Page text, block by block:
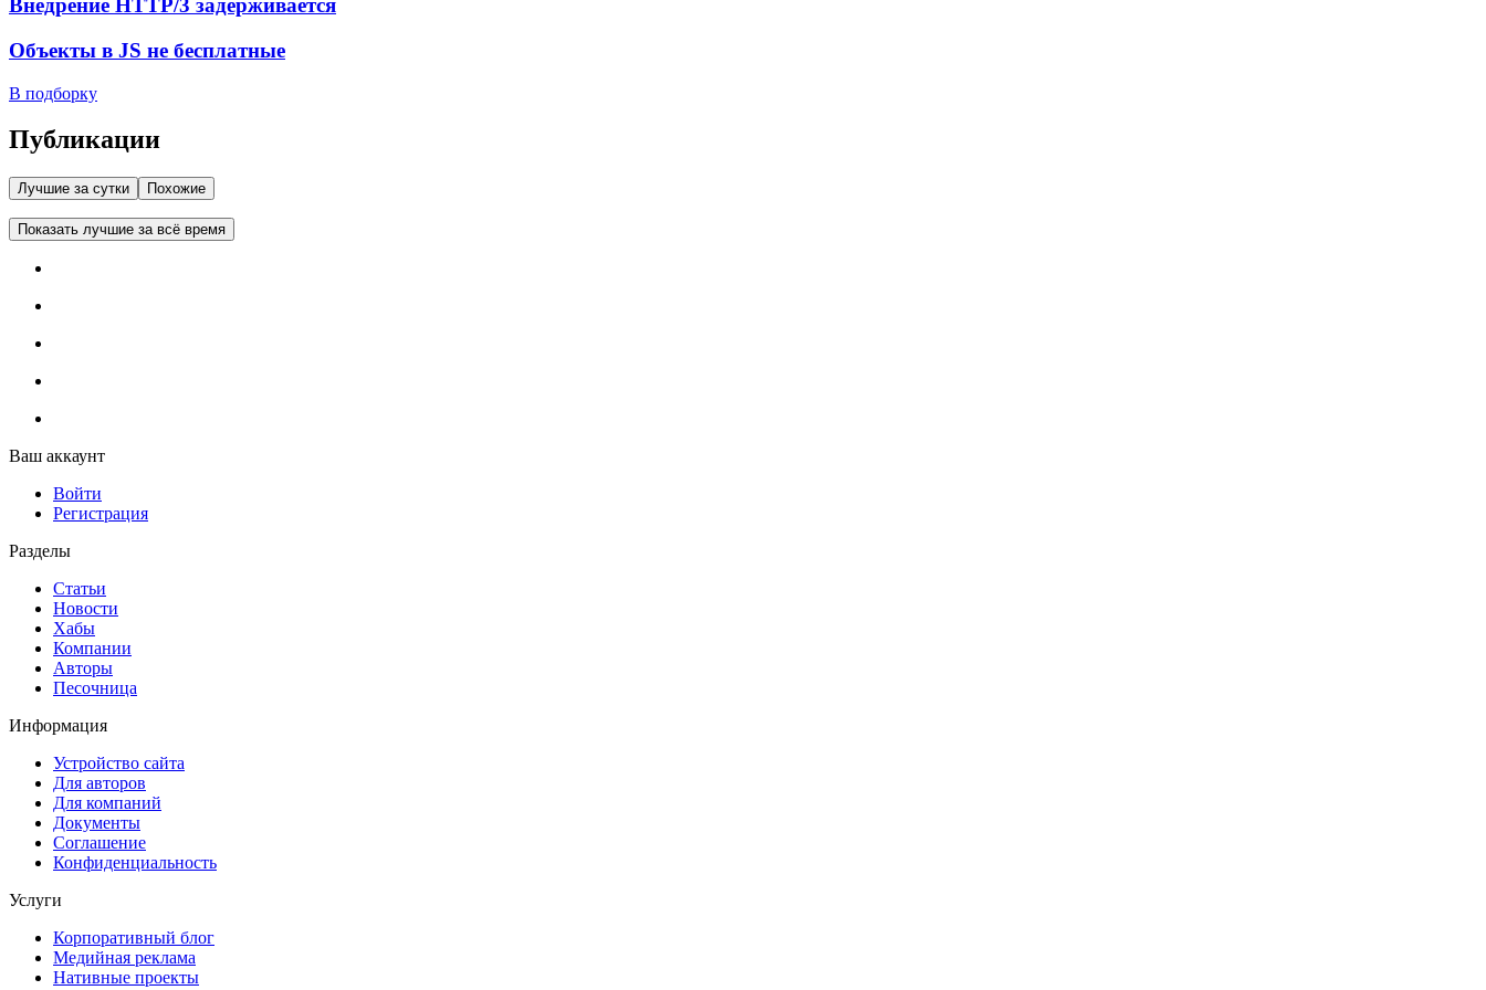
Внедрение HTTP/3 задерживается
Объекты в JS не бесплатные
В подборку
Публикации
Лучшие за сутки Похожие
Показать лучшие за всё время
Ваш аккаунт
Войти
Регистрация
Разделы
Статьи
Новости
Хабы
Компании
Авторы
Песочница
Информация
Устройство сайта
Для авторов
Для компаний
Документы
Соглашение
Конфиденциальность
Услуги
Корпоративный блог
Медийная реклама
Нативные проекты